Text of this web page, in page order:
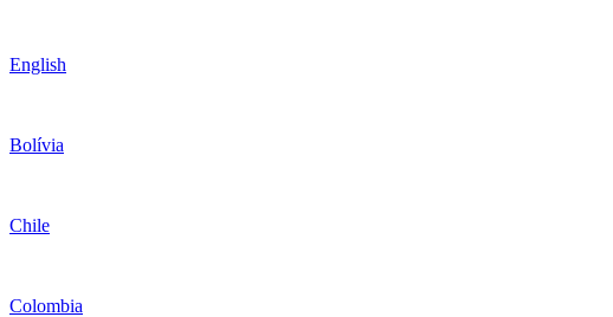
English
Bolívia
Chile
Colombia